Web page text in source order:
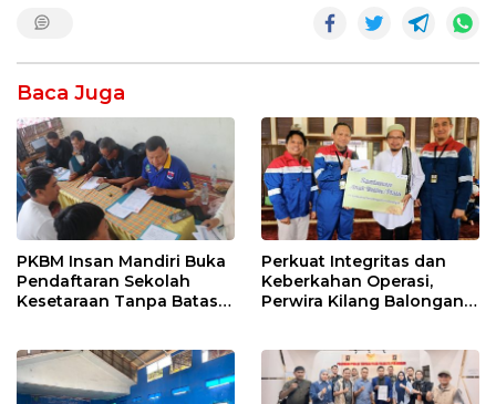
Baca Juga
PKBM Insan Mandiri Buka
Pendaftaran Sekolah
Kesetaraan Tanpa Batas
Perkuat Integritas dan
Keberkahan Operasi,
Perwira Kilang Balongan